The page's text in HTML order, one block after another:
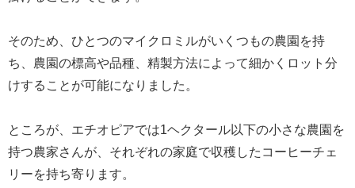
そのため、ひとつのマイクロミルがいくつもの農園を持
ち、農園の標高や品種、精製方法によって細かくロット分
けすることが可能になりました。
ところが、エチオピアでは1ヘクタール以下の小さな農園を
持つ農家さんが、それぞれの家庭で収穫したコーヒーチェ
リーを持ち寄ります。